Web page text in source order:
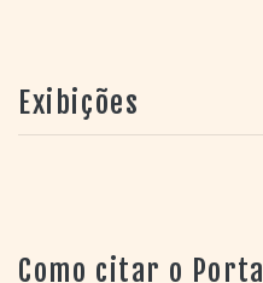
Exibições
Como citar o Portal